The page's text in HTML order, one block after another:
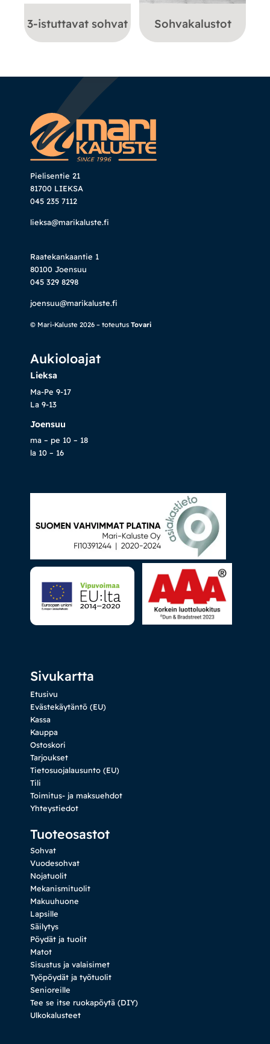
3-istuttavat sohvat Sohvakalustot
Pielisentie 21
81700 LIEKSA
045 235 7112
lieksa@marikaluste.fi
Raatekankaantie 1
80100 Joensuu
045 329 8298
joensuu@marikaluste.fi
© Mari-Kaluste 2026 – toteutus Tovari
Aukioloajat
Lieksa
Ma-Pe 9-17
La 9-13
Joensuu
ma – pe 10 – 18
la 10 – 16
Sivukartta
Etusivu
Evästekäytäntö (EU)
Kassa
Kauppa
Ostoskori
Tarjoukset
Tietosuojalausunto (EU)
Tili
Toimitus- ja maksuehdot
Yhteystiedot
Tuoteosastot
Sohvat
Vuodesohvat
Nojatuolit
Mekanismituolit
Makuuhuone
Lapsille
Säilytys
Pöydät ja tuolit
Matot
Sisustus ja valaisimet
Työpöydät ja työtuolit
Senioreille
Tee se itse ruokapöytä (DIY)
Ulkokalusteet